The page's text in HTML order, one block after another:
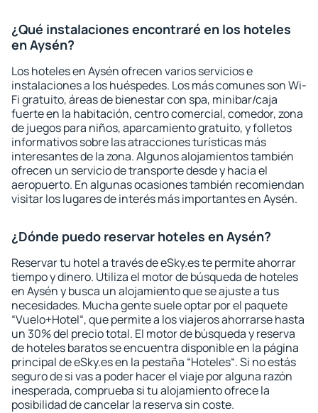
¿Qué instalaciones encontraré en los hoteles
en Aysén?
Los hoteles en Aysén ofrecen varios servicios e
instalaciones a los huéspedes. Los más comunes son Wi-
Fi gratuito, áreas de bienestar con spa, minibar/caja
fuerte en la habitación, centro comercial, comedor, zona
de juegos para niños, aparcamiento gratuito, y folletos
informativos sobre las atracciones turísticas más
interesantes de la zona. Algunos alojamientos también
ofrecen un servicio de transporte desde y hacia el
aeropuerto. En algunas ocasiones también recomiendan
visitar los lugares de interés más importantes en Aysén.
¿Dónde puedo reservar hoteles en Aysén?
Reservar tu hotel a través de eSky.es te permite ahorrar
tiempo y dinero. Utiliza el motor de búsqueda de hoteles
en Aysén y busca un alojamiento que se ajuste a tus
necesidades. Mucha gente suele optar por el paquete
“Vuelo+Hotel“, que permite a los viajeros ahorrarse hasta
un 30% del precio total. El motor de búsqueda y reserva
de hoteles baratos se encuentra disponible en la página
principal de eSky.es en la pestaña “Hoteles“. Si no estás
seguro de si vas a poder hacer el viaje por alguna razón
inesperada, comprueba si tu alojamiento ofrece la
posibilidad de cancelar la reserva sin coste.